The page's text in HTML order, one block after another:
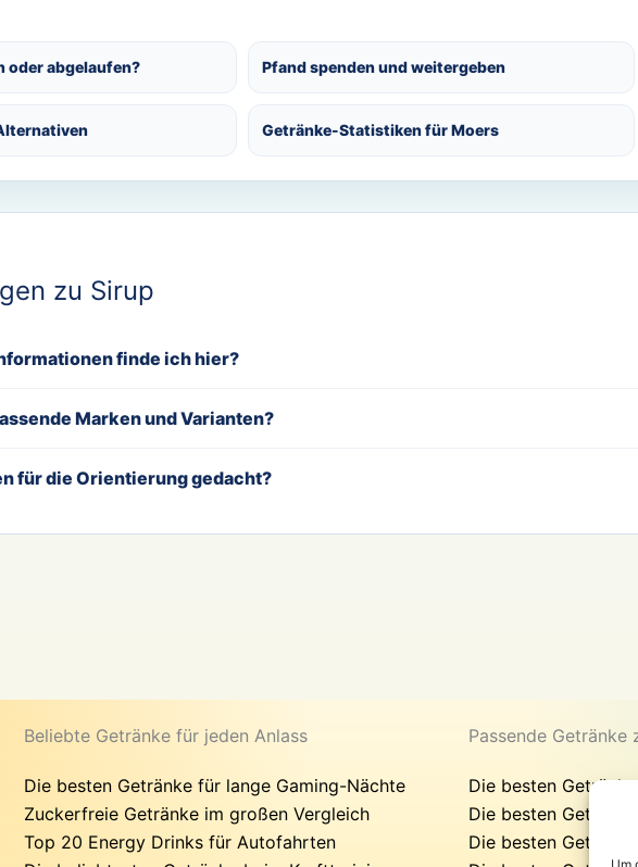
oder abgelaufen? Pfand spenden und weitergeben
Getränke-Statistiken für Moers
zu Sirup
finde ich hier?
Marken und Varianten?
für die Orientierung gedacht?
Beliebte Getränke für jeden Anlass
Die besten Getränke für lange Gaming-Nächte
Zuckerfreie Getränke im großen Vergleich
Top 20 Energy Drinks für Autofahrten
Passende Getränke
Die besten
Die besten
Die besten